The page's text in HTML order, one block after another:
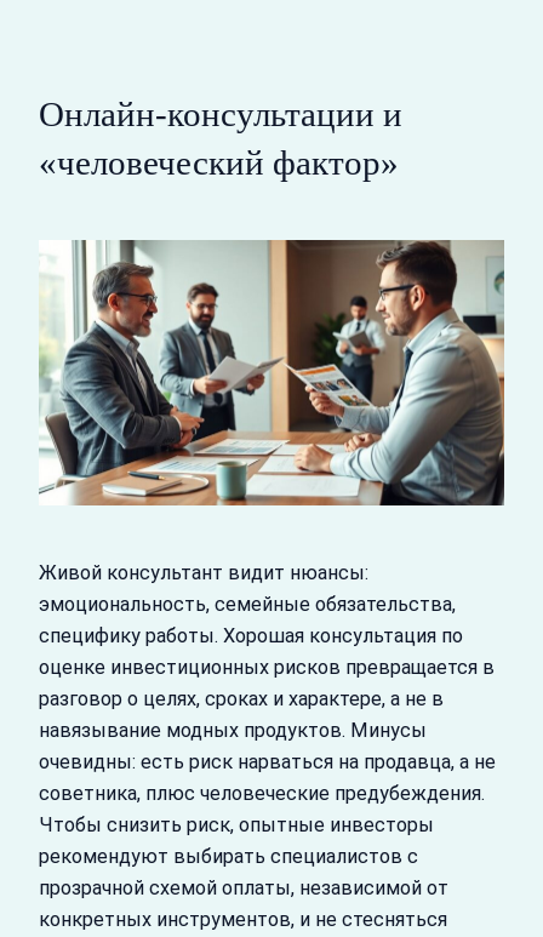
Онлайн-консультации и
«человеческий фактор»
Живой консультант видит нюансы:
эмоциональность, семейные обязательства,
специфику работы. Хорошая консультация по
оценке инвестиционных рисков превращается в
разговор о целях, сроках и характере, а не в
навязывание модных продуктов. Минусы
очевидны: есть риск нарваться на продавца, а не
советника, плюс человеческие предубеждения.
Чтобы снизить риск, опытные инвесторы
рекомендуют выбирать специалистов с
прозрачной схемой оплаты, независимой от
конкретных инструментов, и не стесняться